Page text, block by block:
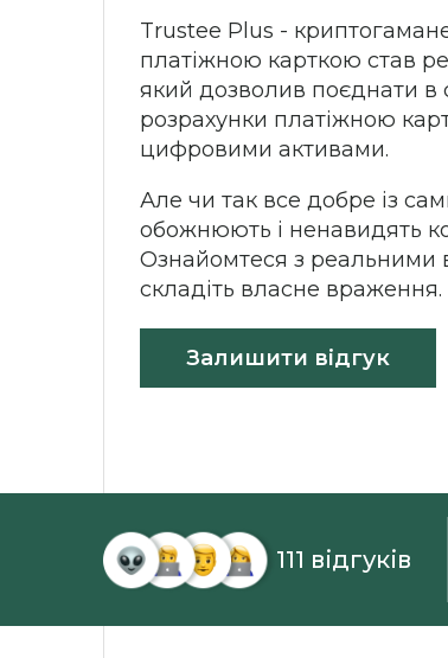
Trustee Plus -
платіжною карткою став
який дозволив поєднати в
розрахунки платіжною
цифровими активами.
Але чи так все добре із
обожнюють і ненавидять
Ознайомтеся з реальними
складіть власне враження.
Залишити відгук
111 відгуків